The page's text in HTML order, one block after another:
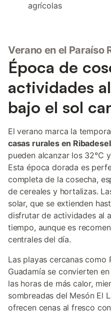
agrícolas
Verano en el Paraíso
Época de
actividades
bajo el sol
El verano marca la
casas rurales en
pueden alcanzar los 32°C
Esta época dorada es
completa de la cosecha,
de cereales y hortalizas.
solar, que se extienden
disfrutar de actividades al
tiempo, aunque es
centrales del día.
Las playas cercanas como
Guadamía se convierten
las horas de más calor,
sombreadas del Mesón El
ofrecen cenas al fresco